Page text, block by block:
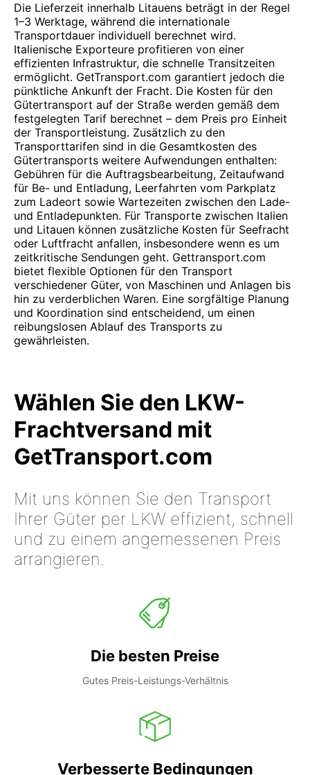
Die Lieferzeit innerhalb Litauens beträgt in der Regel
1–3 Werktage, während die internationale
Transportdauer individuell berechnet wird.
Italienische Exporteure profitieren von einer
effizienten Infrastruktur, die schnelle Transitzeiten
ermöglicht. GetTransport.com garantiert jedoch die
pünktliche Ankunft der Fracht. Die Kosten für den
Gütertransport auf der Straße werden gemäß dem
festgelegten Tarif berechnet – dem Preis pro Einheit
der Transportleistung. Zusätzlich zu den
Transporttarifen sind in die Gesamtkosten des
Gütertransports weitere Aufwendungen enthalten:
Gebühren für die Auftragsbearbeitung, Zeitaufwand
für Be- und Entladung, Leerfahrten vom Parkplatz
zum Ladeort sowie Wartezeiten zwischen den Lade-
und Entladepunkten. Für Transporte zwischen Italien
und Litauen können zusätzliche Kosten für Seefracht
oder Luftfracht anfallen, insbesondere wenn es um
zeitkritische Sendungen geht. Gettransport.com
bietet flexible Optionen für den Transport
verschiedener Güter, von Maschinen und Anlagen bis
hin zu verderblichen Waren. Eine sorgfältige Planung
und Koordination sind entscheidend, um einen
reibungslosen Ablauf des Transports zu
gewährleisten.
Wählen Sie den LKW-
Frachtversand mit
GetTransport.com
Mit uns können Sie den Transport
Ihrer Güter per LKW effizient, schnell
und zu einem angemessenen Preis
arrangieren.
Die besten Preise
Gutes Preis-Leistungs-Verhältnis
Verbesserte Bedingungen